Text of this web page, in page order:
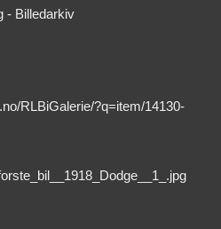
- Billedarkiv
RLBiGalerie/?q=item/14130-